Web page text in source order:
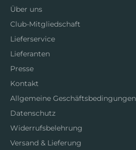
Über uns
Club-Mitgliedschaft
Lieferservice
Lieferanten
Presse
Kontakt
Allgemeine Geschäftsbedingungen
Datenschutz
Widerrufsbelehrung
Versand & Lieferung